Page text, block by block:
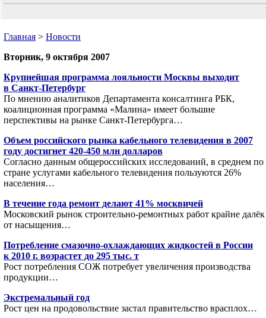
Главная > Новости
Вторник, 9 октября 2007
Крупнейшая программа лояльности Москвы выходит
в Санкт-Петербург
По мнению аналитиков Департамента консалтинга РБК,
коалиционная программа «Малина» имеет большие
перспективы на рынке Санкт-Петербурга…
Объем российского рынка кабельного телевидения в 2007
году достигнет 420-450 млн долларов
Согласно данным общероссийских исследований, в среднем по
стране услугами кабельного телевидения пользуются 26%
населения…
В течение года ремонт делают 41% москвичей
Московский рынок строительно-ремонтных работ крайне далёк
от насыщения…
Потребление смазочно-охлаждающих жидкостей в России
к 2010 г. возрастет до 295 тыс. т
Рост потребления СОЖ потребует увеличения производства
продукции…
Экстремальный год
Рост цен на продовольствие застал правительство врасплох…